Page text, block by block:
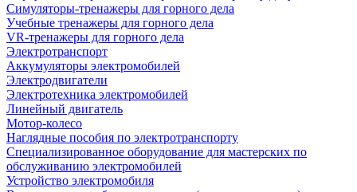
Симуляторы-тренажеры для горного дела
Учебные тренажеры для горного дела
VR-тренажеры для горного дела
Электротранспорт
Аккумуляторы электромобилей
Электродвигатели
Электротехника электромобилей
Линейный двигатель
Мотор-колесо
Наглядные пособия по электротранспорту
Специализированное оборудование для мастерских по
обслуживанию электромобилей
Устройство электромобиля